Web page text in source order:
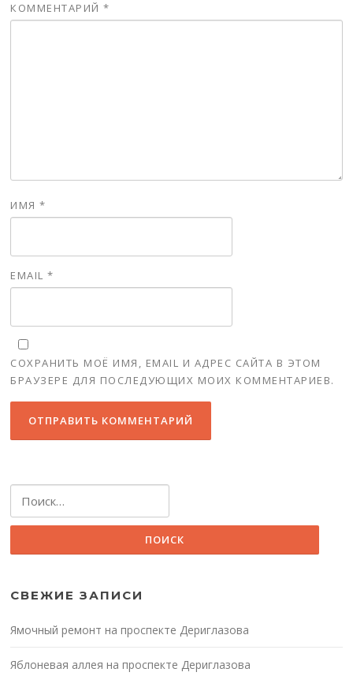
КОММЕНТАРИЙ*
ИМЯ*
EMAIL*
СОХРАНИТЬ МОЁ ИМЯ, EMAIL И АДРЕС САЙТА В ЭТОМ
БРАУЗЕРЕ ДЛЯ ПОСЛЕДУЮЩИХ МОИХ КОММЕНТАРИЕВ.
СВЕЖИЕ ЗАПИСИ
Ямочный ремонт на проспекте Дериглазова
Яблоневая аллея на проспекте Дериглазова